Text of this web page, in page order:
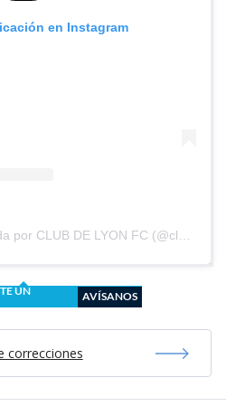
en Instagram
UN
AVÍSANOS
correcciones